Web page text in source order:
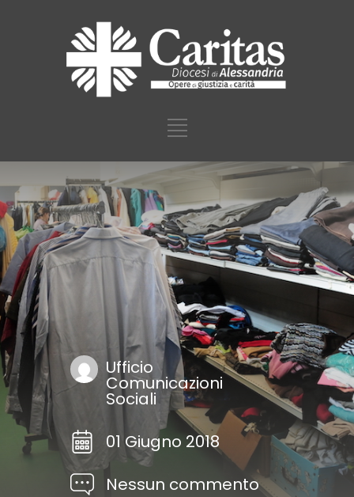
Ufficio
Comunicazioni
Sociali
01 Giugno 2018
Nessun commento